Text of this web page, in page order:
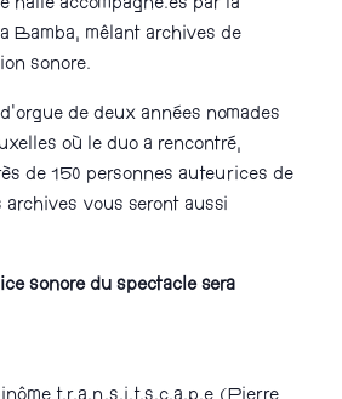
halle accompagné.es par la
Bamba, mêlant archives de
sonore.
de deux années nomades
où le duo a rencontré,
de 150 personnes auteurices de
archives vous seront aussi
sonore du spectacle sera